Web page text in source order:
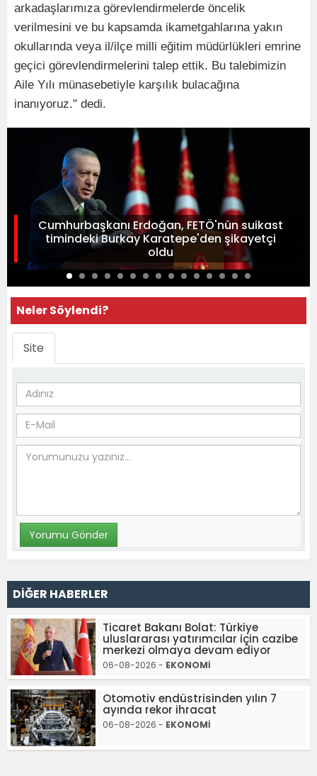
arkadaşlarımıza görevlendirmelerde öncelik
verilmesini ve bu kapsamda ikametgahlarına yakın
okullarında veya il/ilçe milli eğitim müdürlükleri emrine
geçici görevlendirmelerini talep ettik. Bu talebimizin
Aile Yılı münasebetiyle karşılık bulacağına
inanıyoruz." dedi.
Cumhurbaşkanı Erdoğan, FETÖ'nün suikast
timindeki Burkay Karatepe'den şikayetçi
oldu
Neler Söylendi?
Site
DİĞER HABERLER
Ticaret Bakanı Bolat: Türkiye
uluslararası yatırımcılar için cazibe
merkezi olmaya devam ediyor
06-08-2026 - EKONOMİ
Otomotiv endüstrisinden yılın 7
ayında rekor ihracat
06-08-2026 - EKONOMİ